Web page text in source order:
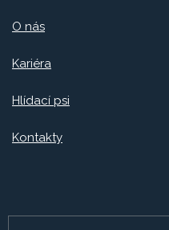
O nás
Kariéra
Hlídací psi
Kontakty